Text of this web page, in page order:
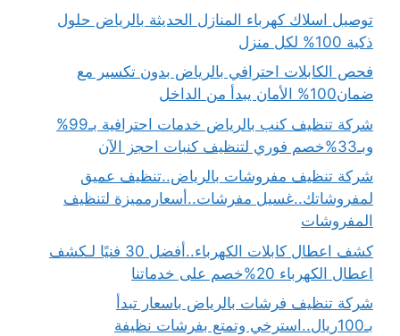
توصيل اسلاك كهرباء المنازل الحديثة بالرياض حلول
ذكية 100% لكل منزل
فحص الكابلات احترافي بالرياض بدون تكسير مع
ضمان100% الأمان يبدأ من الداخل
شركة تنظيف كنب بالرياض خدمات احترافية بـ99%
وبـ33%خصم فوري لتنظيف كنبات احجز الآن
شركة تنظيف مفروشات بالرياض..تنظيف عميق
لمفروشاتك..غسيل مفرشات..أسعارمميزة لتنظيف
المفروشات
كشف اعطال كابلات الكهرباء..أفضل 30 فنيًا لـكشف
اعطال الكهرباء 20%خصم على خدماتنا
شركة تنظيف فرشات بالرياض باسعار تبدأ
بـ100ريال..استرخي وتمتع بفرشات نظيفة